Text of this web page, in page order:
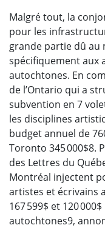
Malgré tout, la
pour les
grande partie dû au
spécifiquement aux
autochtones. En
de l’Ontario qui a
subvention en 7
les disciplines
budget annuel de
Toronto 345 000$8.
des Lettres du
Montréal injectent
artistes et écrivains
167 599$ et 120
autochtones9,